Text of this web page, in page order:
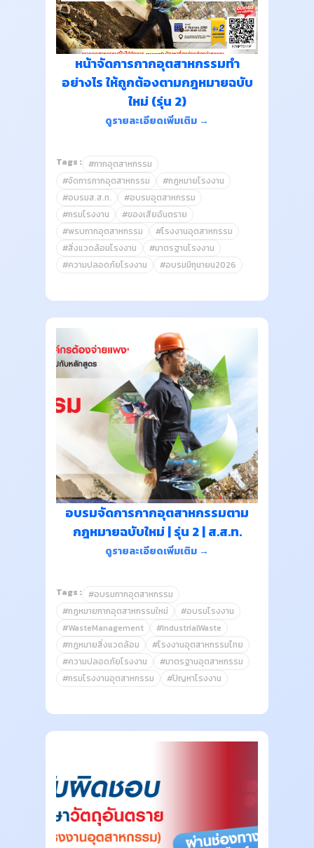
หน้าจัดการกากอุตสาหกรรมทำ
อย่างไร ให้ถูกต้องตามกฎหมายฉบับ
ใหม่ (รุ่น 2)
ดูรายละเอียดเพิ่มเติม →
Tags : #กากอุตสาหกรรม
#จัดการกากอุตสาหกรรม
#กฎหมายโรงงาน
#อบรมส.ส.ท.
#อบรมอุตสาหกรรม
#กรมโรงงาน
#ของเสียอันตราย
#พรบกากอุตสาหกรรม
#โรงงานอุตสาหกรรม
#สิ่งแวดล้อมโรงงาน
#มาตรฐานโรงงาน
#ความปลอดภัยโรงงาน
#อบรมมิถุนายน2026
อบรมจัดการกากอุตสาหกรรมตาม
กฎหมายฉบับใหม่ | รุ่น 2 | ส.ส.ท.
ดูรายละเอียดเพิ่มเติม →
Tags : #อบรมกากอุตสาหกรรม
#กฎหมายกากอุตสาหกรรมใหม่
#อบรมโรงงาน
#WasteManagement
#IndustrialWaste
#กฎหมายสิ่งแวดล้อม
#โรงงานอุตสาหกรรมไทย
#ความปลอดภัยโรงงาน
#มาตรฐานอุตสาหกรรม
#กรมโรงงานอุตสาหกรรม
#ปัญหาโรงงาน